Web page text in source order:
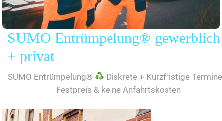
SUMO Entrümpelung® gewerblich
+ privat
SUMO Entrümpelung®
Diskrete + Kurzfristige
Festpreis & keine Anfahrtskosten